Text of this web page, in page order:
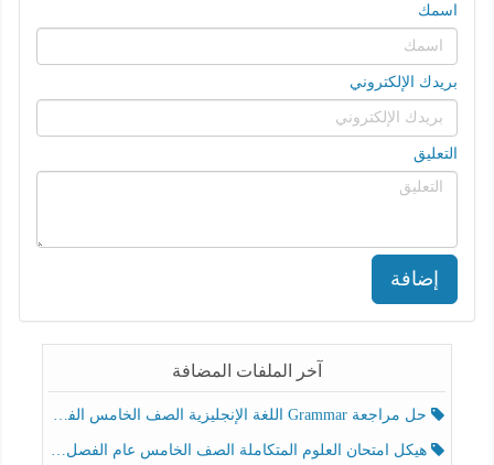
اسمك
بريدك الإلكتروني
التعليق
إضافة
آخر الملفات المضافة
حل مراجعة Grammar اللغة الإنجليزية الصف الخامس الفصل الثالث
هيكل امتحان العلوم المتكاملة الصف الخامس عام الفصل الدراسي الثالث 2025-2026